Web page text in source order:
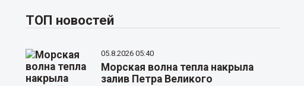
ТОП новостей
05.8.2026 05:40
Морская волна тепла накрыла
залив Петра Великого